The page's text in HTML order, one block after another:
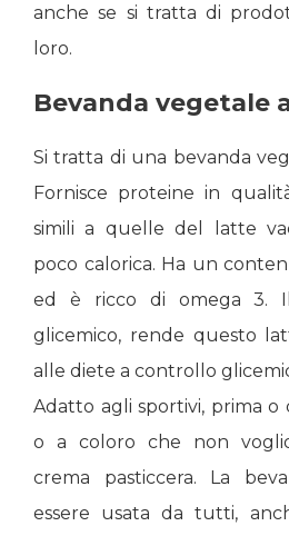
anche se si tratta di
loro.
Bevanda vegetale
Si tratta di una bevanda
Fornisce proteine in
simili a quelle del latte
poco calorica. Ha un
ed è ricco di omega 3.
glicemico, rende questo
alle diete a controllo
Adatto agli sportivi, prima o
o a coloro che non
crema pasticcera. La
essere usata da tutti,